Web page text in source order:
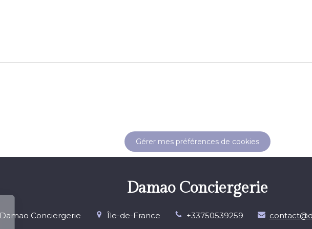
Gérer mes préférences de cookies
Damao Conciergerie
Damao Conciergerie Île-de-France +33750539259